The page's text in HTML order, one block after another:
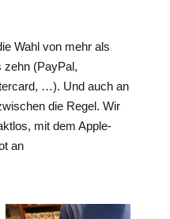
Wahl von mehr als
zehn (PayPal,
…). Und auch an
die Regel. Wir
mit dem Apple-
an